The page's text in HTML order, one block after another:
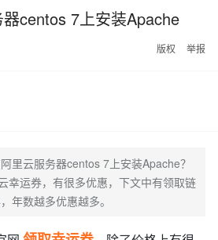
centos 7上安装Apache
版权 举报
里云服务器centos 7上安装Apache？
幸运券，有很多优惠，下文中有领取链
年数越多优惠越多。